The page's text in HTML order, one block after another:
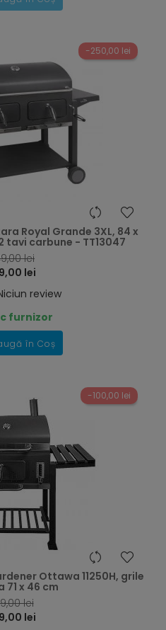
-250,00 lei
Royal Grande 3XL, 84 x
tavi carbune - TT13047
lei
lei
review
furnizor
în Coș
-100,00 lei
Ottawa 11250H, grile
71 x 46 cm
lei
lei